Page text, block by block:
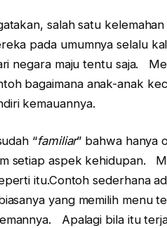
salah satu
pada umumnya selalu
negara maju tentu saja.
bagaimana anak-anak
kemauannya.
“familiar” bahwa hanya
setiap aspek kehidupan.
itu.Contoh sederhana
yang memilih menu
Apalagi bila itu